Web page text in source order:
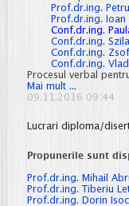
Prof.dr.ing.
Prof.dr.ing. Ioan
Conf.dr.ing.
Conf.dr.ing.
Conf.dr.ing.
Conf.dr.ing. Vlad
Procesul verbal
Mai mult ...
de
cereri
09.11.2016 09:44
Lucrari diploma/
Propunerile sunt
Prof.dr.ing. Mihail
Prof.dr.ing. Tiberiu
Prof.dr.ing. Dorin Isoc